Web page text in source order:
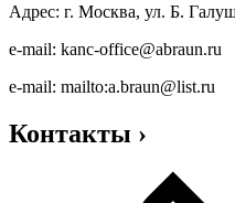
Адрес: г. Москва, ул. Б.
e-mail: kanc-office@abraun.ru
e-mail: mailto:a.braun@list.ru
Контакты ›